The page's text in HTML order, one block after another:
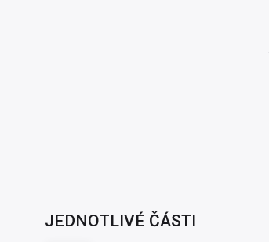
JEDNOTLIVÉ ČÁSTI